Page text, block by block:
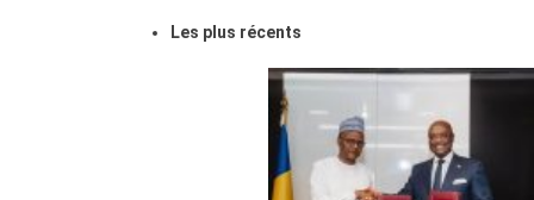
Les plus récents